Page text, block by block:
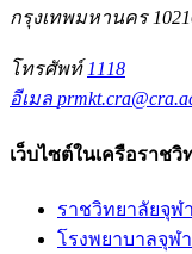
กรุงเทพมหานคร
โทรศัพท์ 1118
อีเมล
เว็บไซต์ในเครือราช
ราชวิทยาลัยจุ
โรงพยาบาลจุฬ